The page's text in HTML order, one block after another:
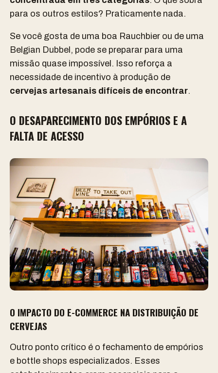
para os outros estilos? Praticamente nada.
Se você gosta de uma boa Rauchbier ou de uma
Belgian Dubbel, pode se preparar para uma
missão quase impossível. Isso reforça a
necessidade de incentivo à produção de
cervejas artesanais difíceis de encontrar.
O DESAPARECIMENTO DOS EMPÓRIOS E A
FALTA DE ACESSO
O IMPACTO DO E-COMMERCE NA DISTRIBUIÇÃO DE
CERVEJAS
Outro ponto crítico é o fechamento de empórios
e bottle shops especializados. Esses